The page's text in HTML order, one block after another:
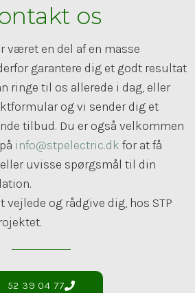
os
været en del af en masse
garantere dig et godt resultat
ringe til os allerede i dag, eller
og vi sender dig et
tilbud. Du er også velkommen
info@stpelectric.dk for at få
uvisse spørgsmål til din
og rådgive dig, hos STP
52 39 04 77